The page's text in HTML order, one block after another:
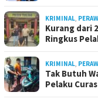
KRIMINAL,
Kurang dari
Ringkus
KRIMINAL,
Tak Butuh
Pelaku